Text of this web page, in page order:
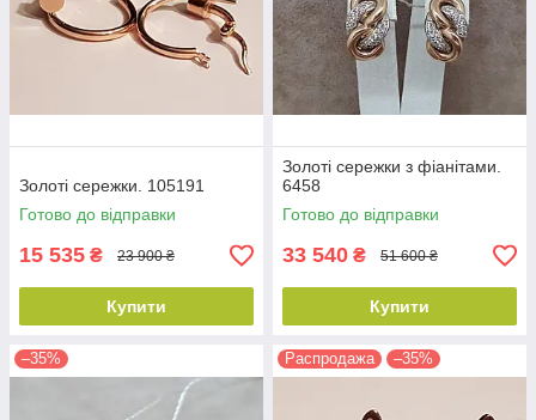
Золоті сережки. 105191
Готово до відправки
15 535 ₴ 23 900 ₴
Купити
Золоті сережки з фіанітами.
6458
Готово до відправки
33 540 ₴ 51 600 ₴
Купити
–35% Распродажа –35%